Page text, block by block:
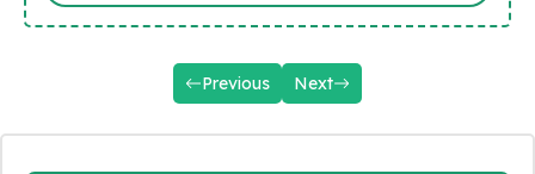
Previous Next